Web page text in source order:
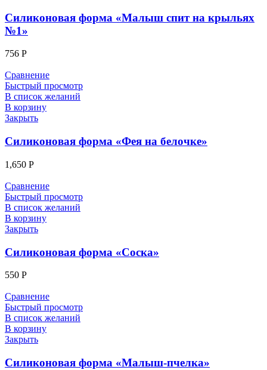
Силиконовая форма «Малыш спит на крыльях
№1»
756 Р
Сравнение
Быстрый просмотр
В список желаний
В корзину
Закрыть
Силиконовая форма «Фея на белочке»
1,650 Р
Сравнение
Быстрый просмотр
В список желаний
В корзину
Закрыть
Силиконовая форма «Соска»
550 Р
Сравнение
Быстрый просмотр
В список желаний
В корзину
Закрыть
Силиконовая форма «Малыш-пчелка»